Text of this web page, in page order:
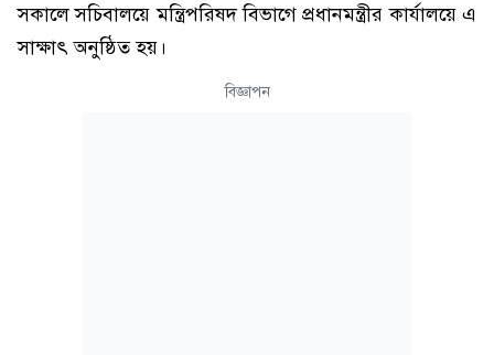
সকালে সচিবালয়ে মন্ত্রিপরিষদ বিভাগে প্রধানমন্ত্রীর কার্যালয়ে এ
সাক্ষাৎ অনুষ্ঠিত হয়।
বিজ্ঞাপন